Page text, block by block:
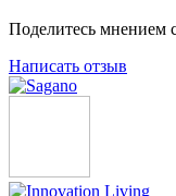
Поделитесь мнением
Написать отзыв